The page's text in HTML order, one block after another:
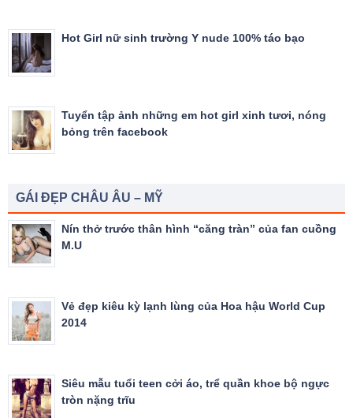
Hot Girl nữ sinh trường Y nude 100% táo bạo
Tuyển tập ảnh những em hot girl xinh tươi, nóng
bỏng trên facebook
GÁI ĐẸP CHÂU ÂU – MỸ
Nín thở trước thân hình “căng tràn” của fan cuồng
M.U
Vẻ đẹp kiêu kỳ lạnh lùng của Hoa hậu World Cup
2014
Siêu mẫu tuổi teen cởi áo, trể quần khoe bộ ngực
tròn nặng trĩu